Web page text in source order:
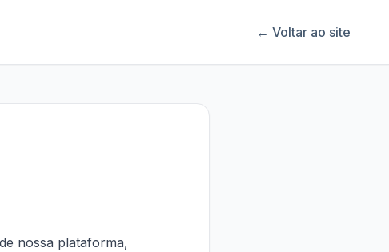
← Voltar ao site
nossa plataforma,